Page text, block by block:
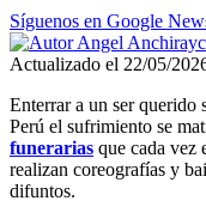
Síguenos en Google
Actualizado el 22/05/
Enterrar a un ser querido
Perú el sufrimiento se
funerarias que cada vez
realizan coreografías y
difuntos.